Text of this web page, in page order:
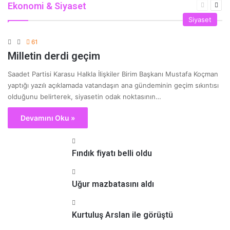
Ekonomi & Siyaset
Önceki
sayfa
Siyaset
61
Milletin derdi geçim
Saadet Partisi Karasu Halkla İlişkiler Birim Başkanı Mustafa Koçman
yaptığı yazılı açıklamada vatandaşın ana gündeminin geçim sıkıntısı
olduğunu belirterek, siyasetin odak noktasının…
Devamını Oku »
Fındık fiyatı belli oldu
Uğur mazbatasını aldı
Kurtuluş Arslan ile görüştü